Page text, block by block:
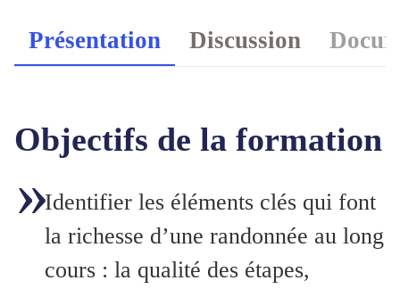
Présentation Discussion
Objectifs de la formation
Identifier les éléments clés qui font
la richesse d’une randonnée au long
cours : la qualité des étapes,